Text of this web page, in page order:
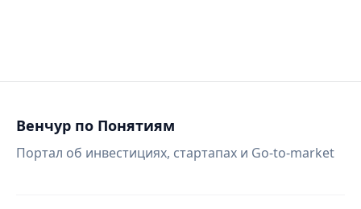
Венчур по Понятиям
Портал об инвестициях, стартапах и Go-to-market